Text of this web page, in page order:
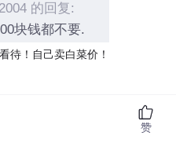
的回复:
块钱都不要.
待！自己卖白菜价！
赞